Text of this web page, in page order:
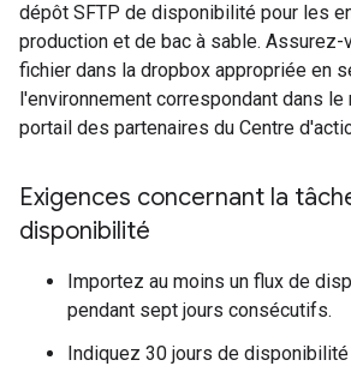
dépôt SFTP de disponibilité pour les
production et de bac à sable.
fichier dans la dropbox appropriée en
l'environnement correspondant dans le
portail des partenaires du Centre
Exigences concernant la
disponibilité
Importez au moins un flux de
pendant sept jours consécutifs.
Indiquez 30 jours de disponibilité